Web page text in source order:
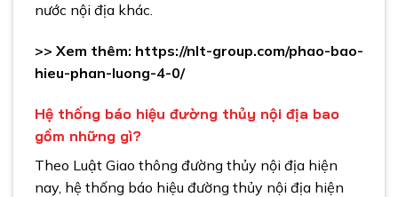
nước nội địa khác.
>> Xem thêm: https://nlt-group.com/phao-bao-
hieu-phan-luong-4-0/
Hệ thống báo hiệu đường thủy nội địa bao
gồm những gì?
Theo Luật Giao thông đường thủy nội địa hiện
nay, hệ thống báo hiệu đường thủy nội địa hiện